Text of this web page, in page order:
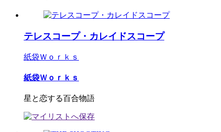
テレスコープ・カレイドスコープ
紙袋Ｗｏｒｋｓ
紙袋Ｗｏｒｋｓ
星と恋する百合物語